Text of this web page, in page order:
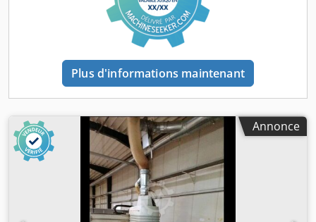
Avec broche de fraisage électrique de 9,2 kW avec
logement ISO 30 - Avec axe C - Avec tête d'angle - Avec
changeur d'outil à 12 postes - Avec poste de changement
d'outil pour les têtes d'angle - Avec pompe à vide de 80 à
100 m³/h - Puissance totale connectée : 16 kW - Pression
d'air : 6 bars Chjdpozk Nz Asfx Am Hja - Consommation
d'air comprimé : 210 NL/m - Raccord d'aspiration : 250 mm
m/s - Dimensions : 5940 x 3800 x 2510 mm - Poids : 3700 kg
Disponibilité : à court terme Emplacement : 63934 Röllbach
Plus d'informations maintenant
Annonce